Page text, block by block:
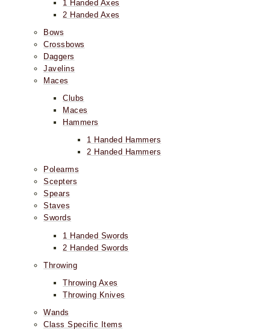
1 Handed Axes
2 Handed Axes
Bows
Crossbows
Daggers
Javelins
Maces
Clubs
Maces
Hammers
1 Handed Hammers
2 Handed Hammers
Polearms
Scepters
Spears
Staves
Swords
1 Handed Swords
2 Handed Swords
Throwing
Throwing Axes
Throwing Knives
Wands
Class Specific Items